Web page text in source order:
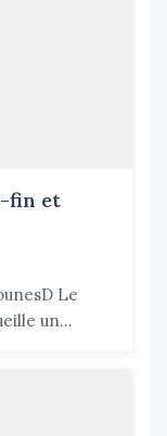
fin et
Le
un...